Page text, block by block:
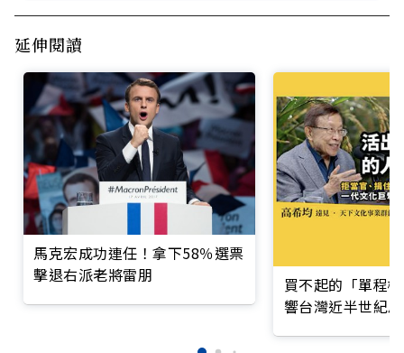
延伸閱讀
馬克宏成功連任！拿下58％選票
擊退右派老將雷朋
買不起的「單程
響台灣近半世紀